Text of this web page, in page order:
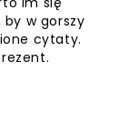
w gorszy
cytaty.